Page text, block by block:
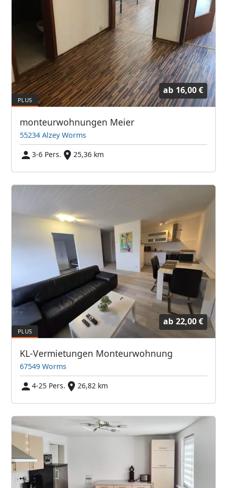
ab 16,00 €
monteurwohnungen Meier
55234 Alzey Worms
3-6 Pers.
25,36 km
ab 22,00 €
KL-Vermietungen Monteurwohnung
67549 Worms
4-25 Pers.
26,82 km